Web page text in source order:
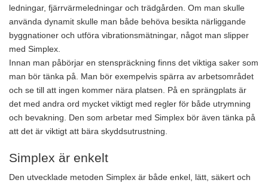
ledningar, fjärrvärmeledningar och trädgården. Om man skulle
använda dynamit skulle man både behöva besikta närliggande
byggnationer och utföra vibrationsmätningar, något man slipper
med Simplex.
Innan man påbörjar en stenspräckning finns det viktiga saker som
man bör tänka på. Man bör exempelvis spärra av arbetsområdet
och se till att ingen kommer nära platsen. På en sprängplats är
det med andra ord mycket viktigt med regler för både utrymning
och bevakning. Den som arbetar med Simplex bör även tänka på
att det är viktigt att bära skyddsutrustning.
Simplex är enkelt
Den utvecklade metoden Simplex är både enkel, lätt, säkert och